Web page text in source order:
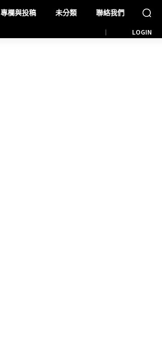
專欄與投稿 未分類 聯絡我們
LOGIN